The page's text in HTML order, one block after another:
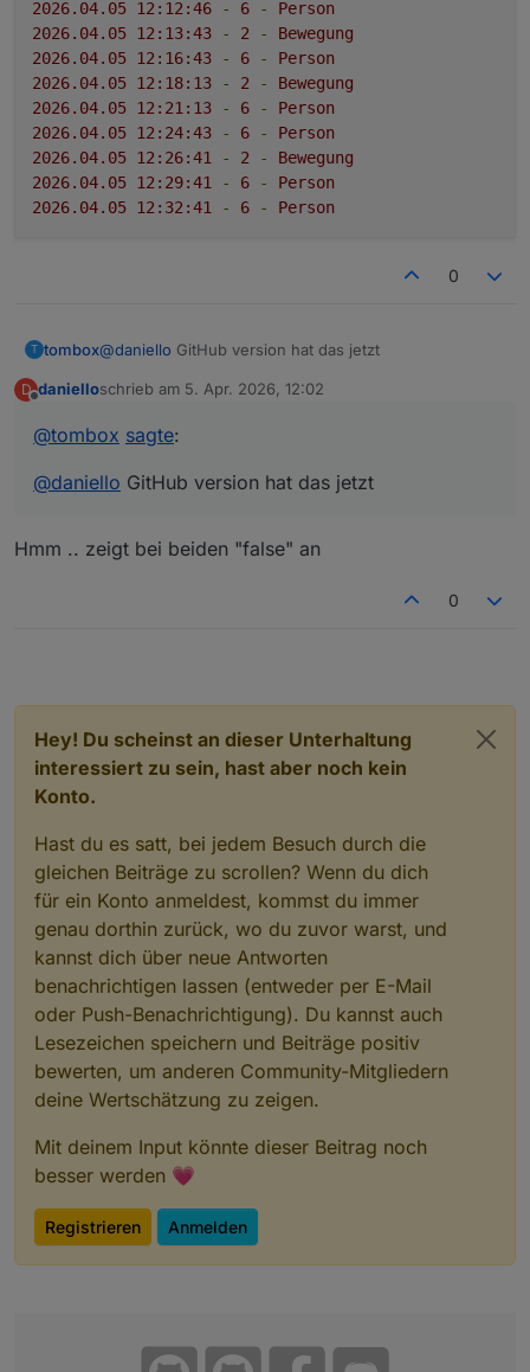
2026.04.05 12 :12:46 - 6 -
Person
2026.04.05 12 :13:43 - 2 -
Bewegung
2026.04.05 12 :16:43 - 6 -
Person
2026.04.05 12 :18:13 - 2 -
Bewegung
2026.04.05 12 :21:13 - 6 -
Person
2026.04.05 12 :24:43 - 6 -
Person
2026.04.05 12 :26:41 - 2 -
Bewegung
2026.04.05 12 :29:41 - 6 -
Person
2026.04.05 12 :32:41 - 6 - Person
0
T tombox@daniello GitHub version hat das jetzt
D danielloschrieb am 5. Apr. 2026, 12:02
zuletzt editiert von
@tombox sagte:
@daniello GitHub version hat das jetzt
Hmm .. zeigt bei beiden "false" an
0
Hey! Du scheinst an dieser Unterhaltung
interessiert zu sein, hast aber noch kein
Konto.
Hast du es satt, bei jedem Besuch durch die
gleichen Beiträge zu scrollen? Wenn du dich
für ein Konto anmeldest, kommst du immer
genau dorthin zurück, wo du zuvor warst, und
kannst dich über neue Antworten
benachrichtigen lassen (entweder per E-Mail
oder Push-Benachrichtigung). Du kannst auch
Lesezeichen speichern und Beiträge positiv
bewerten, um anderen Community-Mitgliedern
deine Wertschätzung zu zeigen.
Mit deinem Input könnte dieser Beitrag noch
besser werden 💗
Registrieren Anmelden